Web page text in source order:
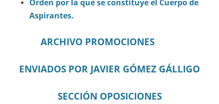
Orden por la que se constituye el Cuerpo de
Aspirantes.
ARCHIVO PROMOCIONES
ENVIADOS POR JAVIER GÓMEZ GÁLLIGO
SECCIÓN OPOSICIONES